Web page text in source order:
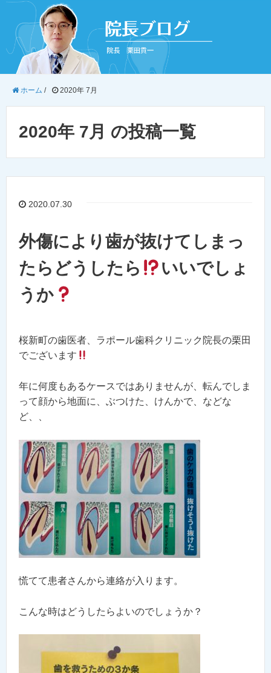
ホーム / 2020年 7月
2020年 7月 の投稿一覧
2020.07.30
外傷により歯が抜けてしまっ
たらどうしたら
いいでしょ
うか
桜新町の歯医者、ラポール歯科クリニック院長の栗田
でございます
年に何度もあるケースではありませんが、転んでしま
って顔から地面に、ぶつけた、けんかで、などな
ど、、
慌てて患者さんから連絡が入ります。
こんな時はどうしたらよいのでしょうか？